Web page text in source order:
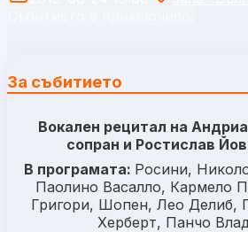
За събитието
Вокален рецитал на
сопран и Ростислав
В програмата: Росини,
Паолино Васалло, Кармело
Григори, Шопен, Лео Делиб,
Херберт, Панчо